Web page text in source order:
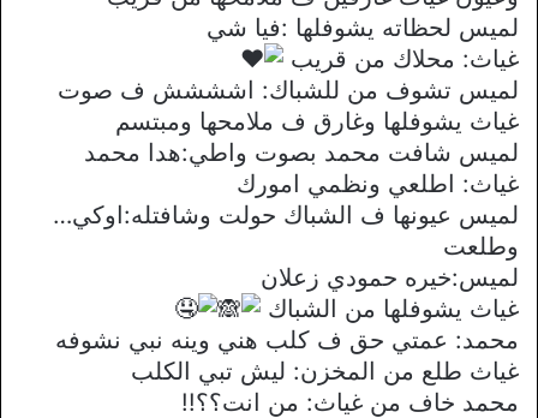
لميس لحظاته يشوفلها :فيا شي
غياث: محلاك من قريب
لميس تشوف من للشباك: اشششش ف صوت
غياث يشوفلها وغارق ف ملامحها ومبتسم
لميس شافت محمد بصوت واطي:هدا محمد
غياث: اطلعي ونظمي امورك
لميس عيونها ف الشباك حولت وشافتله:اوكي…
وطلعت
لميس:خيره حمودي زعلان
غياث يشوفلها من الشباك
محمد: عمتي حق ف كلب هني وينه نبي نشوفه
غياث طلع من المخزن: ليش تبي الكلب
محمد خاف من غياث: من انت؟؟!!